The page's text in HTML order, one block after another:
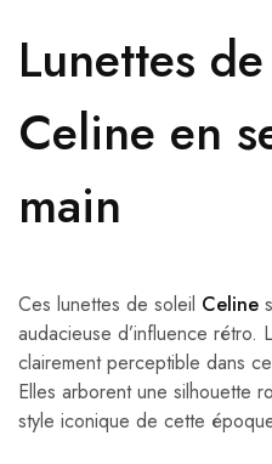
Lunettes
Celine en
main
Ces lunettes de soleil Celine
audacieuse d’influence rétro.
clairement perceptible dans
Elles arborent une silhouette
style iconique de cette